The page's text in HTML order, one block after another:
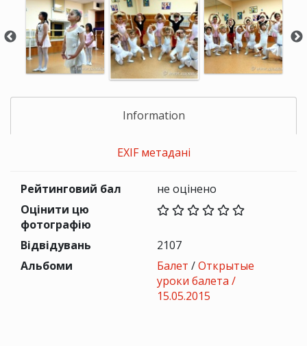
Information
EXIF метадані
Рейтинговий бал
не оцінено
Оцінити цю
фотографію
Відвідувань
2107
Альбоми
Балет /Открытые
уроки балета /
15.05.2015